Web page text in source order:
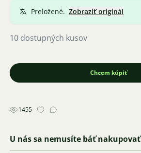
Preložené. Zobraziť originál
10 dostupných kusov
Chcem kúpiť
1455
U nás sa nemusíte báť nakupovať